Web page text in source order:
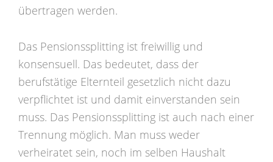
übertragen werden.
Das Pensionssplitting ist freiwillig und
konsensuell. Das bedeutet, dass der
berufstätige Elternteil gesetzlich nicht dazu
verpflichtet ist und damit einverstanden sein
muss. Das Pensionssplitting ist auch nach einer
Trennung möglich. Man muss weder
verheiratet sein, noch im selben Haushalt